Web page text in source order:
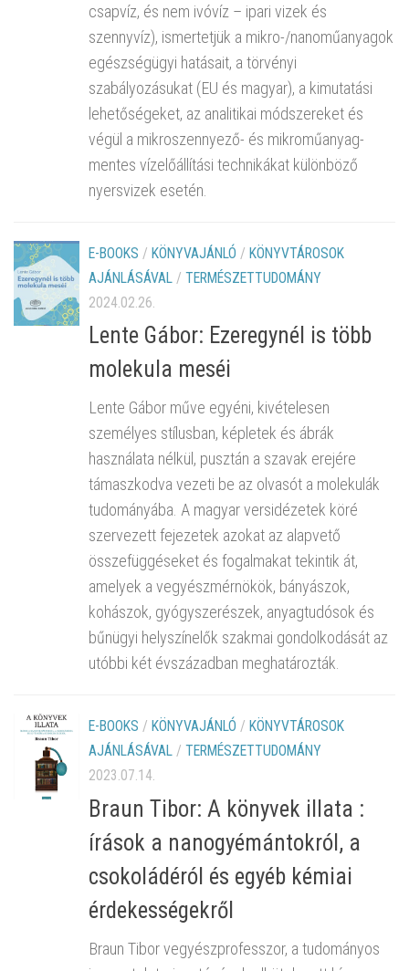
csapvíz, és nem ivóvíz – ipari vizek és
szennyvíz), ismertetjük a mikro-/nanoműanyagok
egészségügyi hatásait, a törvényi
szabályozásukat (EU és magyar), a kimutatási
lehetőségeket, az analitikai módszereket és
végül a mikroszennyező- és mikroműanyag-
mentes vízelőállítási technikákat különböző
nyersvizek esetén.
E-BOOKS / KÖNYVAJÁNLÓ / KÖNYVTÁROSOK
AJÁNLÁSÁVAL / TERMÉSZETTUDOMÁNY
2024.02.26.
Lente Gábor: Ezeregynél is több
molekula meséi
Lente Gábor műve egyéni, kivételesen
személyes stílusban, képletek és ábrák
használata nélkül, pusztán a szavak erejére
támaszkodva vezeti be az olvasót a molekulák
tudományába. A magyar versidézetek köré
szervezett fejezetek azokat az alapvető
összefüggéseket és fogalmakat tekintik át,
amelyek a vegyészmérnökök, bányászok,
kohászok, gyógyszerészek, anyagtudósok és
bűnügyi helyszínelők szakmai gondolkodását az
utóbbi két évszázadban meghatározták.
E-BOOKS / KÖNYVAJÁNLÓ / KÖNYVTÁROSOK
AJÁNLÁSÁVAL / TERMÉSZETTUDOMÁNY
2023.07.14.
Braun Tibor: A könyvek illata :
írások a nanogyémántokról, a
csokoládéról és egyéb kémiai
érdekességekről
Braun Tibor vegyészprofesszor, a tudományos